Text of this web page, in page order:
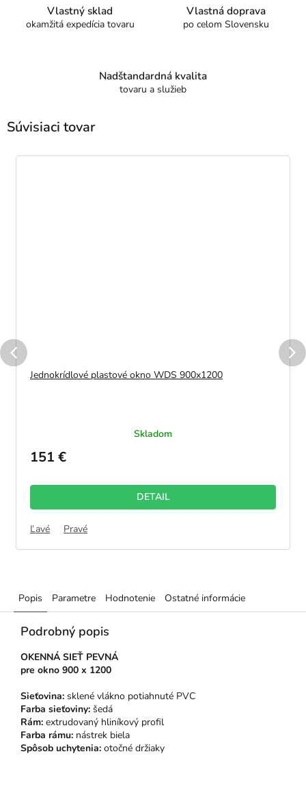
Vlastný sklad
okamžitá expedícia tovaru
Vlastná doprava
po celom Slovensku
Nadštandardná kvalita
tovaru a služieb
Súvisiaci tovar
Jednokrídlové plastové okno WDS 900x1200
Skladom
151 €
DETAIL
Ľavé Pravé
Popis Parametre Hodnotenie Ostatné informácie
Podrobný popis
OKENNÁ SIEŤ PEVNÁ
pre okno 900 x 1200
Sieťovina: sklené vlákno potiahnuté PVC
Farba sieťoviny: šedá
Rám: extrudovaný hliníkový profil
Farba rámu: nástrek biela
Spôsob uchytenia: otočné držiaky